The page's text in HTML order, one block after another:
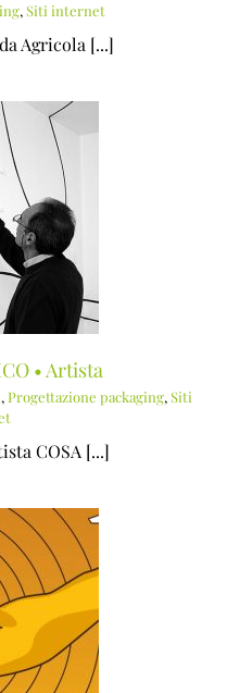
,Siti internet
Agricola [...]
• Artista
, Progettazione packaging,Siti
COSA [...]